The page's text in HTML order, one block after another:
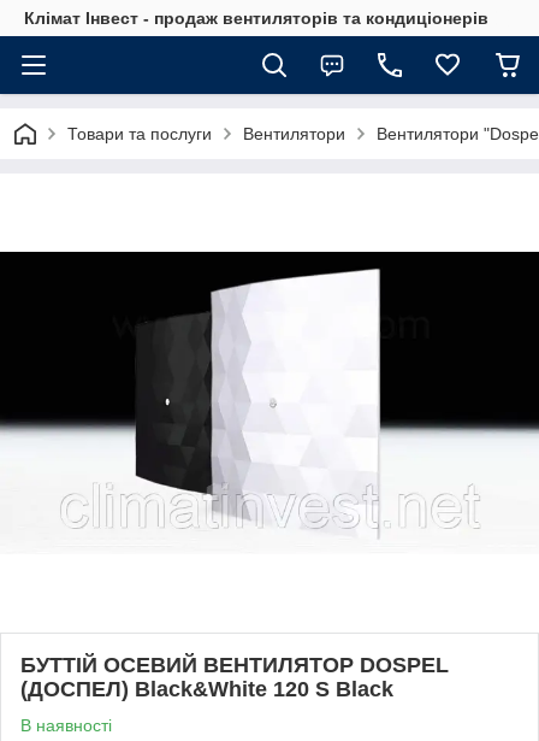
Клімат Інвест - продаж вентиляторів та кондиціонерів
Товари та послуги Вентилятори Вентилятори
БУТТІЙ ОСЕВИЙ ВЕНТИЛЯТОР DOSPEL
(ДОСПЕЛ) Black&White 120 S Black
В наявності